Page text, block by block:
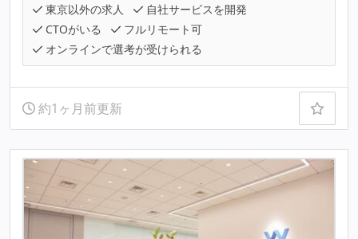
東京以外の求人
自社サービスを開発
CTOがいる
フルリモート可
オンラインで選考が受けられる
約1ヶ月前更新